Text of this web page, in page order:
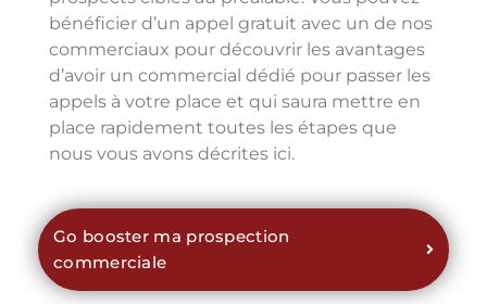
bénéficier d’un appel gratuit avec un de nos
commerciaux pour découvrir les avantages
d’avoir un commercial dédié pour passer les
appels à votre place et qui saura mettre en
place rapidement toutes les étapes que
nous vous avons décrites ici.
Go booster ma prospection
commerciale